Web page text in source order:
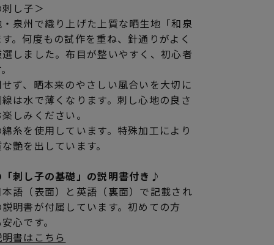
し子＞
泉州で織り上げた上質な晒生地「和泉
。何度もの試作を重ね、針通りがよく
しました。布目が整いやすく、初心者
ず、晒本来のやさしい風合いを大切に
は水で薄くなります。刺し心地の良さ
しみください。
糸を使用しています。特殊加工により
艶を出しています。
刺し子の基礎」の説明書付き♪
語（表面）と英語（裏面）で記載され
明書が付属しています。初めての方
心です。
書はこちら